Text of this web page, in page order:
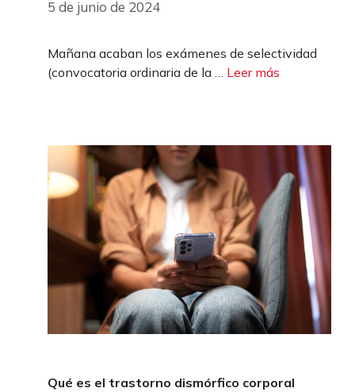
5 de junio de 2024
Mañana acaban los exámenes de selectividad
(convocatoria ordinaria de la … Leer más
Qué es el trastorno dismórfico corporal